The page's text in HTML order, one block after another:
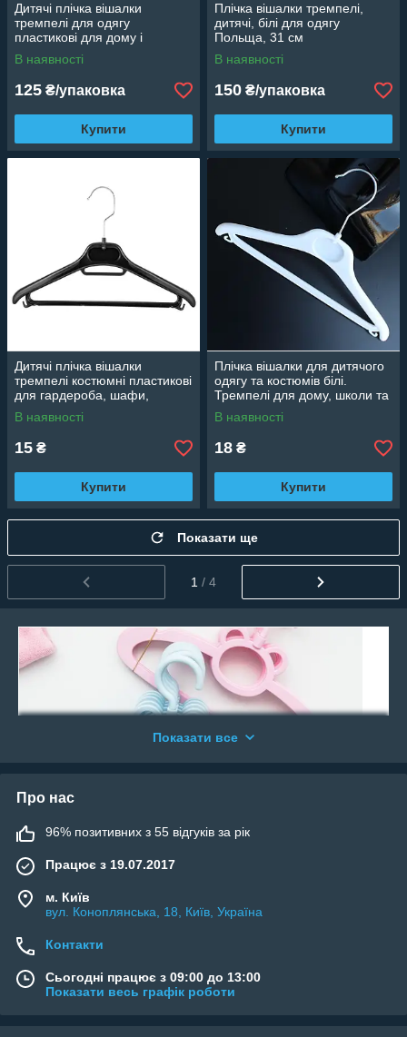
Дитячі плічка вішалки
тремпелі для одягу
пластикові для дому і
магазину кольорові, 31 см, 10
шт
В наявності
125 ₴/упаковка
Купити
Плічка вішалки тремпелі,
дитячі, білі для одягу
Польща, 31 см
В наявності
150 ₴/упаковка
Купити
Дитячі плічка вішалки
тремпелі костюмні пластикові
для гардероба, шафи,
школи, магазину одягу, 31 см
В наявності
15 ₴
Купити
Плічка вішалки для дитячого
одягу та костюмів білі.
Тремпелі для дому, школи та
магазину, 30 см
В наявності
18 ₴
Купити
Показати ще
1 / 4
посадку речей на конструкції:
для новонароджених довжина від 20 см до 26 см;
для дітей — довжина від 28 см до 33 см;
для підлітків — довжина від 35 див.
За рахунок цього, речі завжди перебувають в гарному
Показати все
Про нас
96% позитивних з 55 відгуків за рік
Працює з 19.07.2017
м. Київ
вул. Коноплянська, 18, Київ, Україна
Контакти
Сьогодні працює з 09:00 до 13:00
Показати весь графік роботи